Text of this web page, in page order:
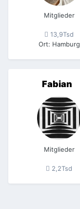
Mitglieder
13,9Tsd
Ort: Hamburg
Fabian
Mitglieder
2,2Tsd